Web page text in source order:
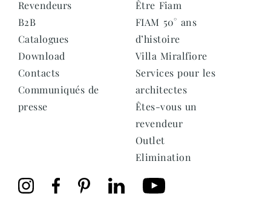
Revendeurs
B2B
Catalogues
Download
Contacts
Communiqués de
presse
Être Fiam
FIAM 50° ans
d’histoire
Villa Miralfiore
Services pour les
architectes
Êtes-vous un
revendeur
Outlet
Elimination